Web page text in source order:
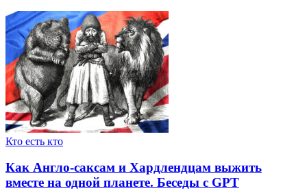
Кто есть кто
Как Англо-саксам и Хардлендцам выжить
вместе на одной планете. Беседы с GPT